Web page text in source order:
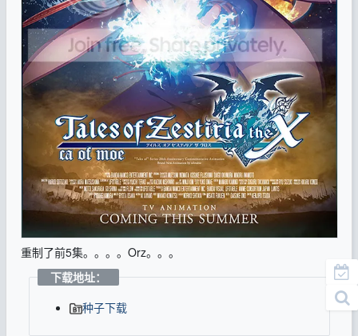
重制了前5集。。。。Orz。。。
下载地址：
种子下载